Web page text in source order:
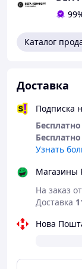
Каталог
Доставка
Подписка
Бесплатно
Бесплатно
Узнать
Магазины
На заказ
Доставка
Нова